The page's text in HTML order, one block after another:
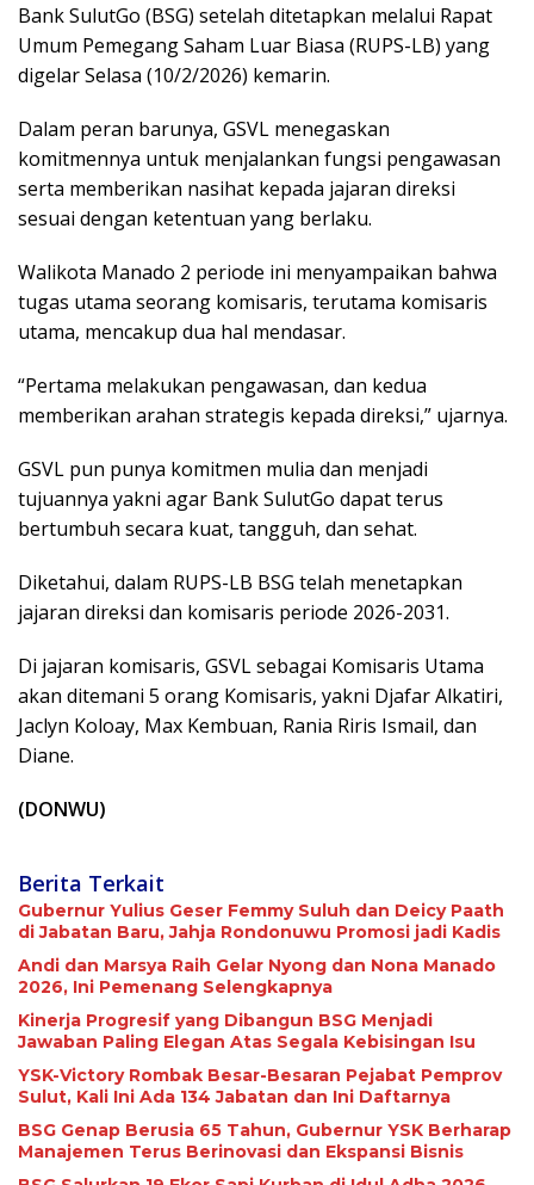
Bank SulutGo (BSG) setelah ditetapkan melalui Rapat
Umum Pemegang Saham Luar Biasa (RUPS-LB) yang
digelar Selasa (10/2/2026) kemarin.
Dalam peran barunya, GSVL menegaskan
komitmennya untuk menjalankan fungsi pengawasan
serta memberikan nasihat kepada jajaran direksi
sesuai dengan ketentuan yang berlaku.
Walikota Manado 2 periode ini menyampaikan bahwa
tugas utama seorang komisaris, terutama komisaris
utama, mencakup dua hal mendasar.
“Pertama melakukan pengawasan, dan kedua
memberikan arahan strategis kepada direksi,” ujarnya.
GSVL pun punya komitmen mulia dan menjadi
tujuannya yakni agar Bank SulutGo dapat terus
bertumbuh secara kuat, tangguh, dan sehat.
Diketahui, dalam RUPS-LB BSG telah menetapkan
jajaran direksi dan komisaris periode 2026-2031.
Di jajaran komisaris, GSVL sebagai Komisaris Utama
akan ditemani 5 orang Komisaris, yakni Djafar Alkatiri,
Jaclyn Koloay, Max Kembuan, Rania Riris Ismail, dan
Diane.
(DONWU)
Berita Terkait
Gubernur Yulius Geser Femmy Suluh dan Deicy Paath
di Jabatan Baru, Jahja Rondonuwu Promosi jadi Kadis
Andi dan Marsya Raih Gelar Nyong dan Nona Manado
2026, Ini Pemenang Selengkapnya
Kinerja Progresif yang Dibangun BSG Menjadi
Jawaban Paling Elegan Atas Segala Kebisingan Isu
YSK-Victory Rombak Besar-Besaran Pejabat Pemprov
Sulut, Kali Ini Ada 134 Jabatan dan Ini Daftarnya
BSG Genap Berusia 65 Tahun, Gubernur YSK Berharap
Manajemen Terus Berinovasi dan Ekspansi Bisnis